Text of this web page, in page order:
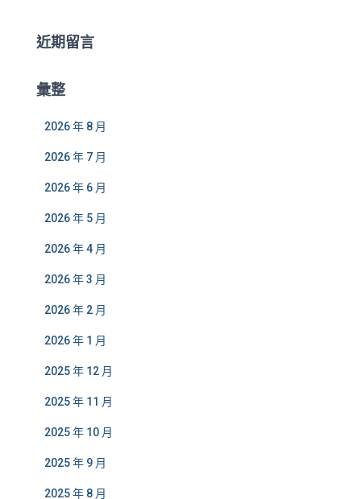
近期留言
彙整
2026 年 8 月
2026 年 7 月
2026 年 6 月
2026 年 5 月
2026 年 4 月
2026 年 3 月
2026 年 2 月
2026 年 1 月
2025 年 12 月
2025 年 11 月
2025 年 10 月
2025 年 9 月
2025 年 8 月